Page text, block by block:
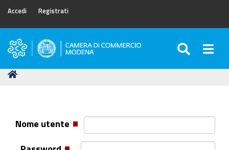
Accedi Registrati
Camera
Commercio
Tu
Nome utente